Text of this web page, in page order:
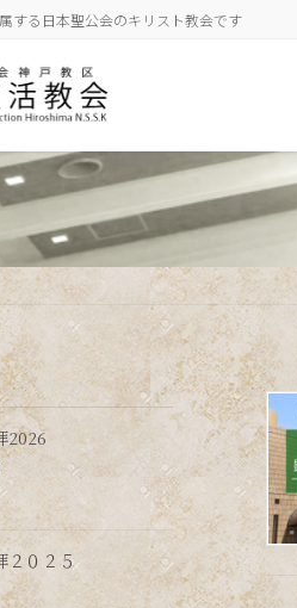
する日本聖公会のキリスト教会です
2026
２０２５